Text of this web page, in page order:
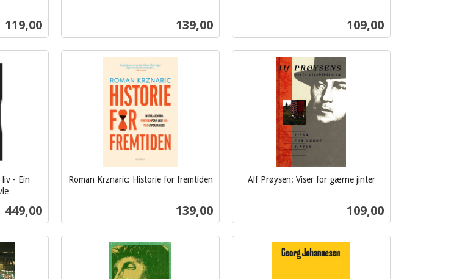
Pris
119,00 Pris
139,00
Kjøp
Pris
109,00
Kjøp
- Ein
Pris
449,00
Roman Krznaric: Historie for fremtiden
Pris
139,00
Kjøp
Alf Prøysen: Viser for gærne jinter
Pris
109,00
Kjøp